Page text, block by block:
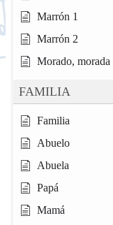
Marrón 1
Marrón 2
Morado, morada
FAMILIA
Familia
Abuelo
Abuela
Papá
Mamá